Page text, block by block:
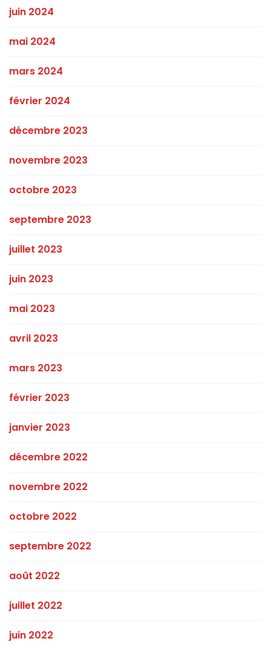
juin 2024
mai 2024
mars 2024
février 2024
décembre 2023
novembre 2023
octobre 2023
septembre 2023
juillet 2023
juin 2023
mai 2023
avril 2023
mars 2023
février 2023
janvier 2023
décembre 2022
novembre 2022
octobre 2022
septembre 2022
août 2022
juillet 2022
juin 2022